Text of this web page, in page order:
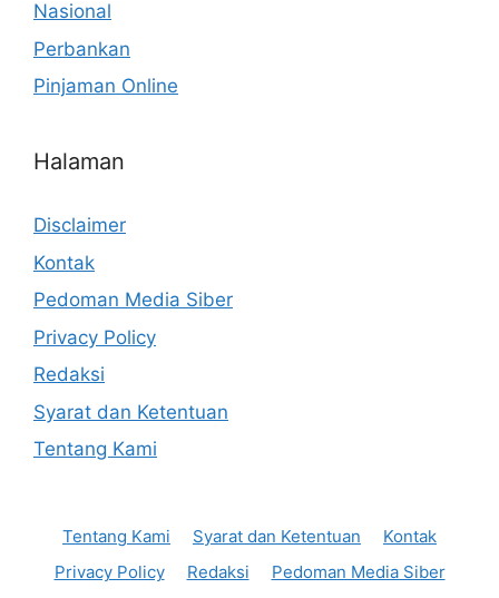
Nasional
Perbankan
Pinjaman Online
Halaman
Disclaimer
Kontak
Pedoman Media Siber
Privacy Policy
Redaksi
Syarat dan Ketentuan
Tentang Kami
Tentang Kami Syarat dan Ketentuan
Kontak
Privacy Policy
Redaksi
Pedoman Media Siber